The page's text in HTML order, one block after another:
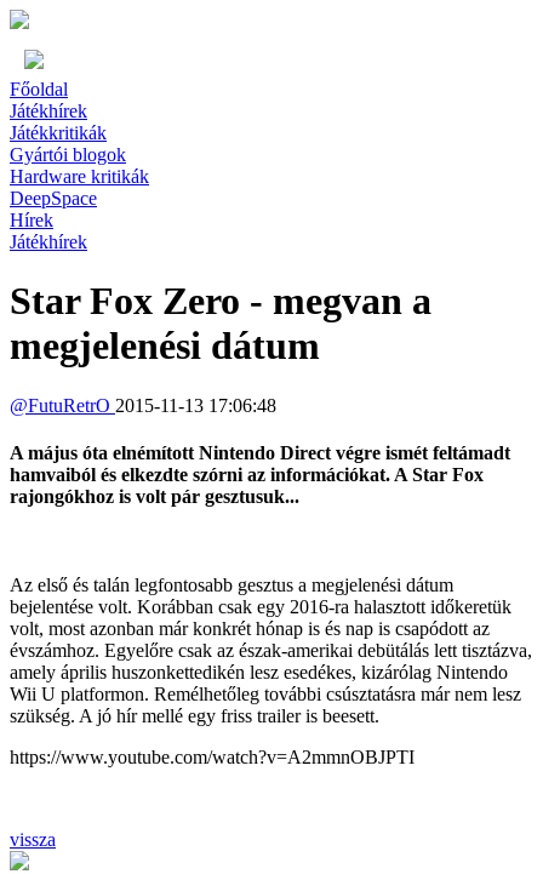
Főoldal
Játékhírek
Játékkritikák
Gyártói blogok
Hardware kritikák
DeepSpace
Hírek
Játékhírek
Star Fox Zero - megvan a
megjelenési dátum
@FutuRetrO 2015-11-13 17:06:48
A május óta elnémított Nintendo Direct végre ismét feltámadt
hamvaiból és elkezdte szórni az információkat. A Star Fox
rajongókhoz is volt pár gesztusuk...
Az első és talán legfontosabb gesztus a megjelenési dátum
bejelentése volt. Korábban csak egy 2016-ra halasztott időkeretük
volt, most azonban már konkrét hónap is és nap is csapódott az
évszámhoz. Egyelőre csak az észak-amerikai debütálás lett tisztázva,
amely április huszonkettedikén lesz esedékes, kizárólag Nintendo
Wii U platformon. Remélhetőleg további csúsztatásra már nem lesz
szükség. A jó hír mellé egy friss trailer is beesett.
https://www.youtube.com/watch?v=A2mmnOBJPTI
vissza